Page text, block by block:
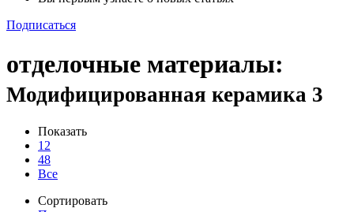
Подписаться
отделочные материалы:
Модифицированная керамика 3
Показать
12
48
Все
Сортировать